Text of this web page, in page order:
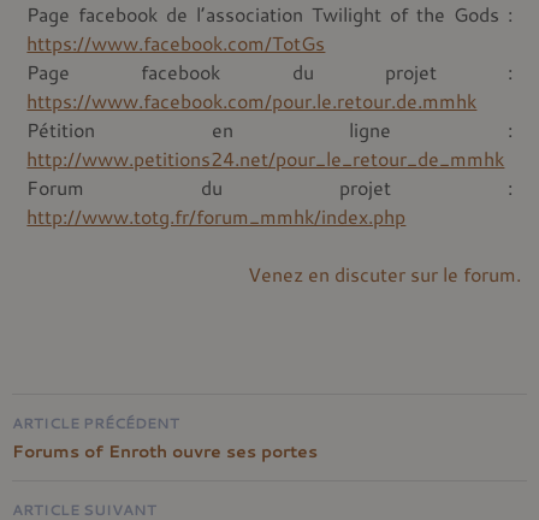
Page facebook de l’association Twilight of the Gods :
https://www.facebook.com/TotGs
Page facebook du projet :
https://www.facebook.com/pour.le.retour.de.mmhk
Pétition en ligne :
http://www.petitions24.net/pour_le_retour_de_mmhk
Forum du projet :
http://www.totg.fr/forum_mmhk/index.php
Venez en discuter sur le forum.
Navigation
de
l'article
ARTICLE PRÉCÉDENT
Forums of Enroth ouvre ses portes
ARTICLE SUIVANT